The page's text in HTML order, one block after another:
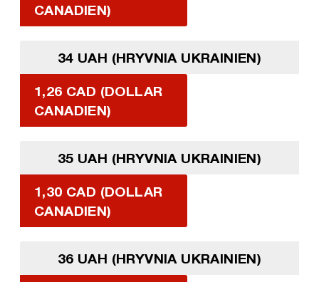
CANADIEN)
34 UAH (HRYVNIA UKRAINIEN)
1,26 CAD (DOLLAR
CANADIEN)
35 UAH (HRYVNIA UKRAINIEN)
1,30 CAD (DOLLAR
CANADIEN)
36 UAH (HRYVNIA UKRAINIEN)